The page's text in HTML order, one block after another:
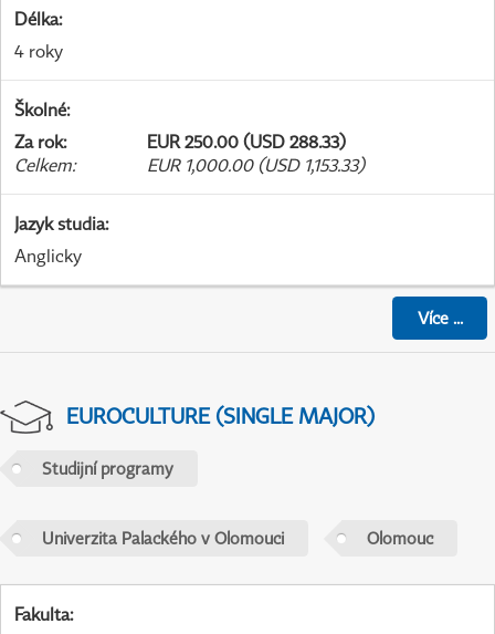
Délka:
4 roky
Školné:
Za rok:
EUR 250.00 (USD 288.33)
Celkem: EUR 1,000.00 (USD 1,153.33)
Jazyk studia:
Anglicky
Více...
EUROCULTURE (SINGLE MAJOR)
Studijní programy
Univerzita Palackého v Olomouci Olomouc
Fakulta: